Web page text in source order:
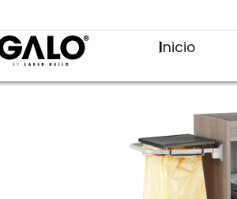
Inicio